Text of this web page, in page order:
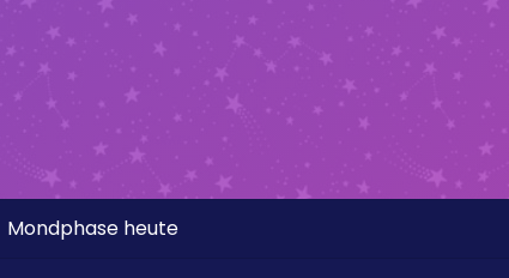
Mondphase heute